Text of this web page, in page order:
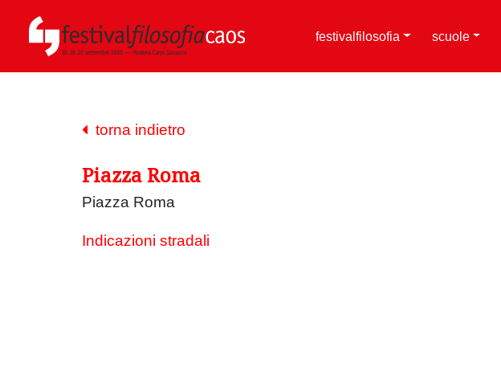
festivalfilosofia scuole
torna indietro
Piazza Roma
Piazza Roma
Indicazioni stradali